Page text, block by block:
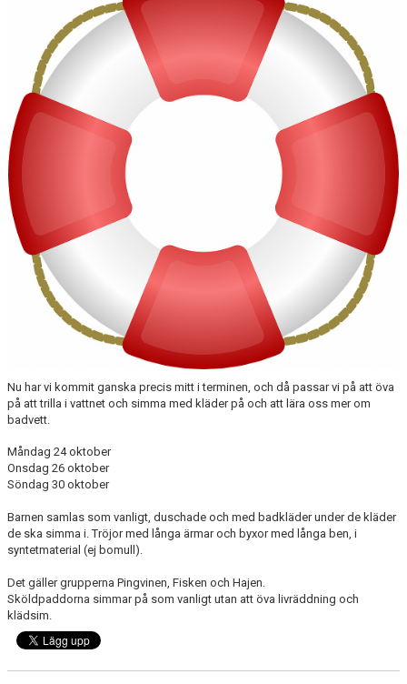
NÄR DU ÄR KLAR MED SIMSKOLAN
VANLIGA FRÅGOR
KALENDER
ARKIV
Nu har vi kommit ganska precis mitt i terminen, och då passar vi på att öva
på att trilla i vattnet och simma med kläder på och att lära oss mer om
badvett.
Måndag 24 oktober
Onsdag 26 oktober
Söndag 30 oktober
Barnen samlas som vanligt, duschade och med badkläder under de kläder
de ska simma i. Tröjor med långa ärmar och byxor med långa ben, i
syntetmaterial (ej bomull).
Det gäller grupperna Pingvinen, Fisken och Hajen.
Sköldpaddorna simmar på som vanligt utan att öva livräddning och
klädsim.